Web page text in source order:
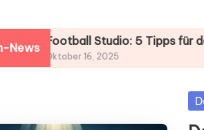
News
Football Studio: 5 Tipps für dein
16, 2025